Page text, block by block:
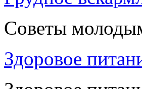
Советы
Здоровое